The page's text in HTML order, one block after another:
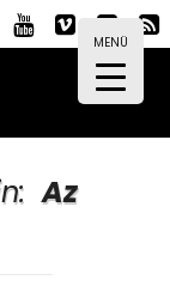
MENÜ
Az